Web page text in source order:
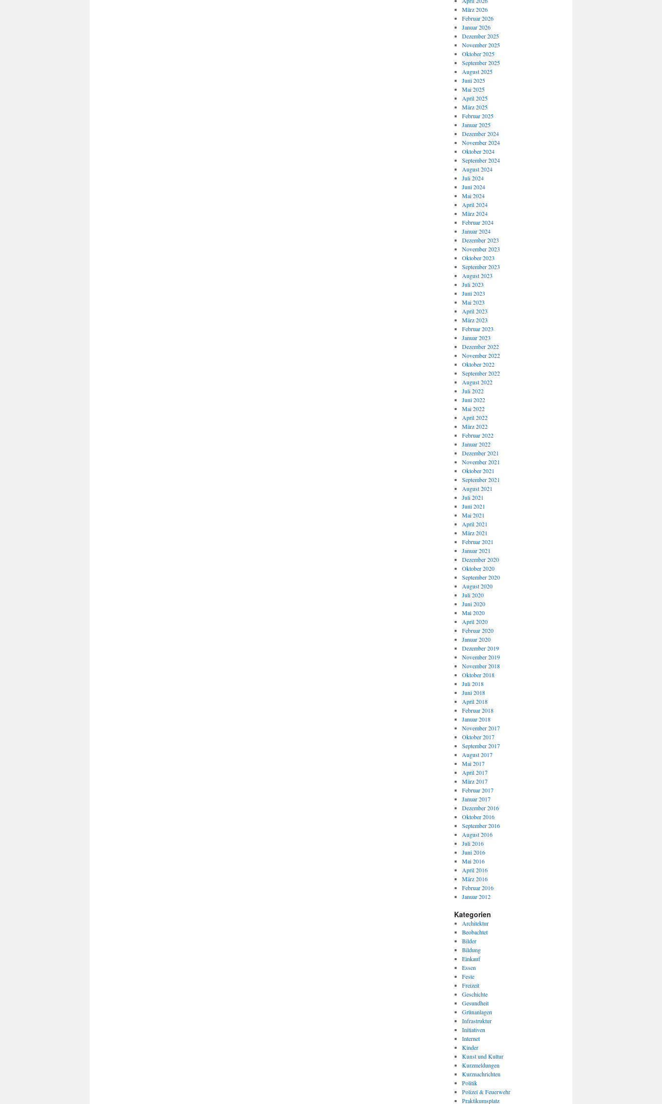
März 2026
Februar 2026
Januar 2026
Dezember 2025
November 2025
Oktober 2025
September 2025
August 2025
Juni 2025
Mai 2025
April 2025
März 2025
Februar 2025
Januar 2025
Dezember 2024
November 2024
Oktober 2024
September 2024
August 2024
Juli 2024
Juni 2024
Mai 2024
April 2024
März 2024
Februar 2024
Januar 2024
Dezember 2023
November 2023
Oktober 2023
September 2023
August 2023
Juli 2023
Juni 2023
Mai 2023
April 2023
März 2023
Februar 2023
Januar 2023
Dezember 2022
November 2022
Oktober 2022
September 2022
August 2022
Juli 2022
Juni 2022
Mai 2022
April 2022
März 2022
Februar 2022
Januar 2022
Dezember 2021
November 2021
Oktober 2021
September 2021
August 2021
Juli 2021
Juni 2021
Mai 2021
April 2021
März 2021
Februar 2021
Januar 2021
Dezember 2020
Oktober 2020
September 2020
August 2020
Juli 2020
Juni 2020
Mai 2020
April 2020
Februar 2020
Januar 2020
Dezember 2019
November 2019
November 2018
Oktober 2018
Juli 2018
Juni 2018
April 2018
Februar 2018
Januar 2018
November 2017
Oktober 2017
September 2017
August 2017
Mai 2017
April 2017
März 2017
Februar 2017
Januar 2017
Dezember 2016
Oktober 2016
September 2016
August 2016
Juli 2016
Juni 2016
Mai 2016
April 2016
März 2016
Februar 2016
Januar 2012
Kategorien
Architektur
Beobachtet
Bilder
Bildung
Einkauf
Essen
Feste
Freizeit
Geschichte
Gesundheit
Grünanlagen
Infrastruktur
Initiativen
Internet
Kinder
Kunst und Kultur
Kurzmeldungen
Kurznachrichten
Politik
Polizei & Feuerwehr
Praktikumsplatz